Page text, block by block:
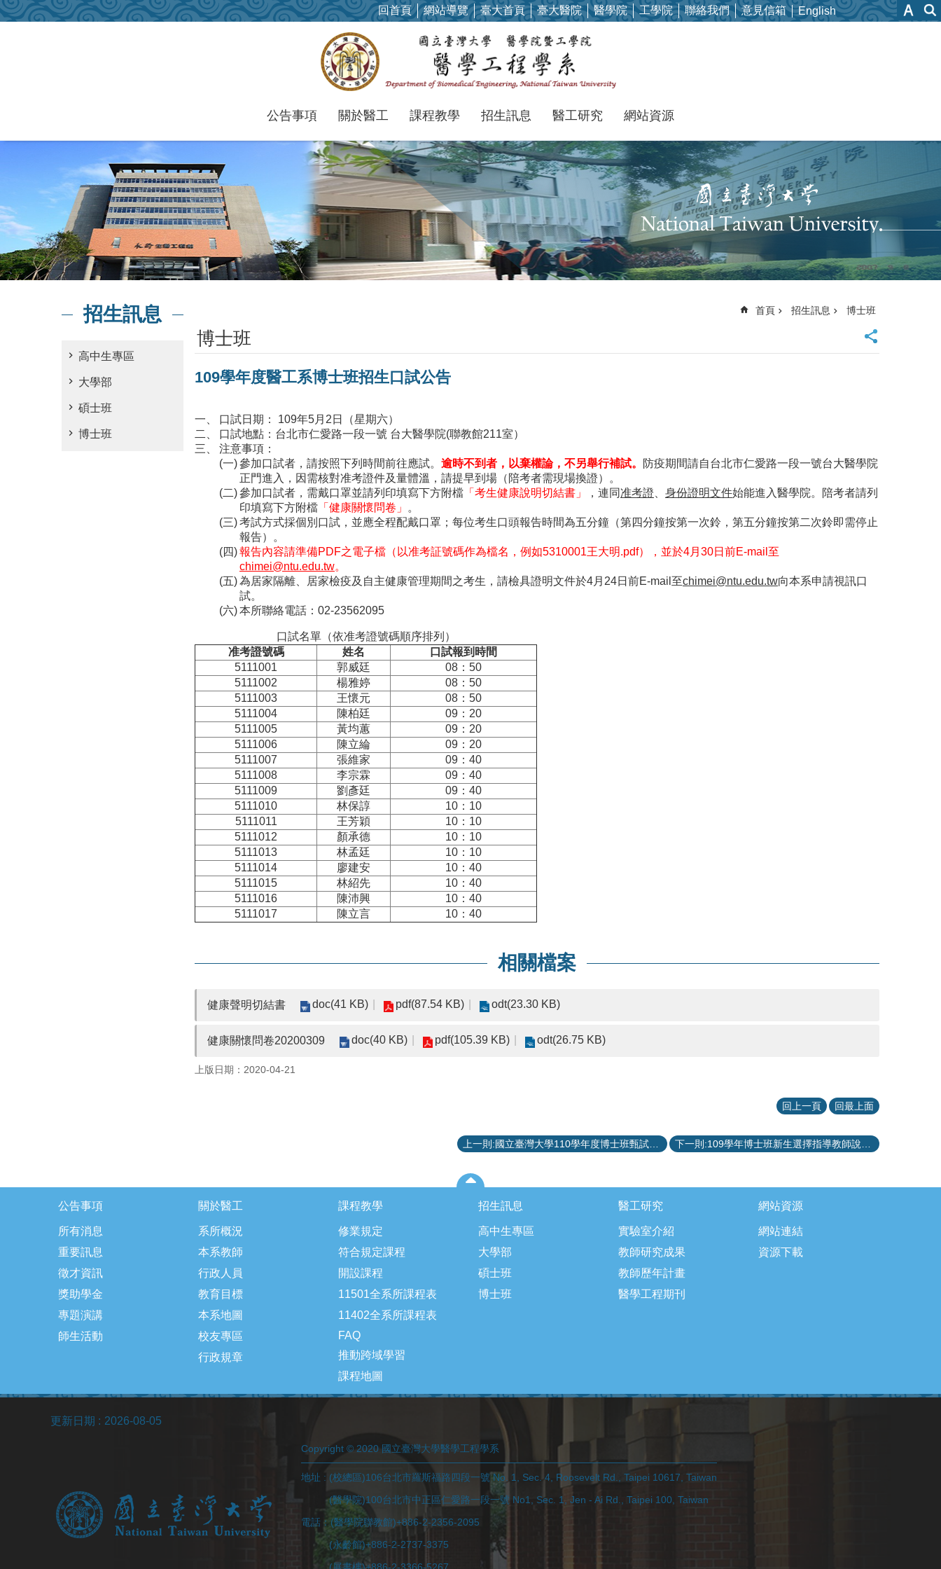
跳到主要內容區塊 回首頁 網站導覽 臺大首頁 臺大醫院 醫學院 工學院 聯絡我們 意見信箱 English
公告事項 關於醫工 課程教學 招生訊息 醫工研究 網站資源
招生訊息
高中生專區
大學部
碩士班
博士班
首頁 招生訊息 博士班
博士班
109學年度醫工系博士班招生口試公告
口試日期： 109年5月2日（星期六）
口試地點：台北市仁愛路一段一號 台大醫學院(聯教館211室）
注意事項：
參加口試者，請按照下列時間前往應試。 逾時不到者，以棄權論，不另舉行補試。
防疫期間請自台北市仁愛路一段一號台大醫學院
正門進入，因需核對准考證件及量體溫，請提早到場（陪考者需現場換證）。
參加口試者，需戴口罩並請列印填寫下方附檔 「考生健康說明切結書」 ，連同准考證 身份證明文件始能進入醫學院。陪考者請列
印填寫下方附檔 「健康關懷問卷」
。
考試方式採個別口試，並應全程配戴口罩；每位考生口頭報告時間為五分鐘（第四分鐘按第一次鈴，第五分鐘按第二次鈴即需停止
報告）。
報告內容請準備PDF之電子檔（以准考証號碼作為檔名，例如5310001王大明.pdf），並於4月30日前E-mail至
chimei@ntu.edu.tw。
為居家隔離、居家檢疫及自主健康管理期間之考生，請檢具證明文件於4月24日前E-mail至chimei@ntu.edu.tw向本系申請視訊口
試。
本所聯絡電話：02-23562095
口試名單（依准考證號碼順序排列）
准考證號碼
姓名
口試報到時間
5111001
郭威廷
08：50
5111002
楊雅婷
08：50
5111003
王懷元
08：50
5111004
陳柏廷
09：20
5111005
黃均蕙
09：20
5111006
陳立綸
09：20
5111007
張維家
09：40
5111008
李宗霖
09：40
5111009
劉彥廷
09：40
5111010
林保諄
10：10
5111011
王芳穎
10：10
5111012
顏承德
10：10
5111013
林孟廷
10：10
5111014
廖建安
10：40
5111015
林紹先
10：40
5111016
陳沛興
10：40
5111017
陳立言 10：40
相關檔案
健康聲明切結書 doc(41 KB) pdf(87.54 KB) odt(23.30 KB)
健康關懷問卷20200309 doc(40 KB) pdf(105.39 KB) odt(26.75 KB)
上版日期：2020-04-21
回上一頁 回最上面
公告事項
所有消息
重要訊息
徵才資訊
獎助學金
專題演講
師生活動
關於醫工
系所概況
本系教師
行政人員
教育目標
本系地圖
校友專區
行政規章
課程教學
修業規定
符合規定課程
開設課程
11501全系所課程表
11402全系所課程表
FAQ
推動跨域學習
課程地圖
招生訊息
高中生專區
大學部
碩士班
博士班
醫工研究
實驗室介紹
教師研究成果
教師歷年計畫
醫學工程期刊
網站資源
網站連結
資源下載
更新日期 2026-08-05
Copyright © 2020 國立臺灣大學醫學工程學系
地址 : (校總區)106台北市羅斯福路四段一號 No. 1, Sec. 4, Roosevelt Rd., Taipei 10617, Taiwan
(醫學院)100台北市中正區仁愛路一段一號 No1, Sec. 1, Jen - Ai Rd., Taipei 100, Taiwan
電話：(醫學院聯教館)+886-2-2356-2095
(永齡館)+886-2-2737-3375